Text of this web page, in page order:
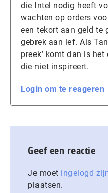
die Intel nodig heeft
wachten op orders
een tekort aan geld te
gebrek aan lef. Als
preek’ komt dan is
die niet inspireert.
Login om te reageren
Geef een reactie
Je moet ingelogd
plaatsen.